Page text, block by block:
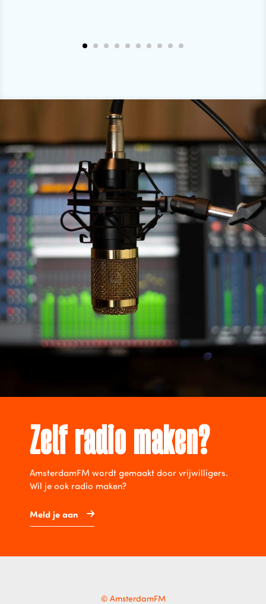
Zelf radio maken?
AmsterdamFM wordt gemaakt door vrijwilligers.
Wil je ook radio maken?
Meld je aan
© AmsterdamFM